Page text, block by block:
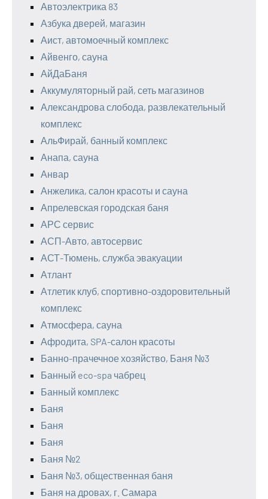
Автоэлектрика 83
Азбука дверей, магазин
Аист, автомоечный комплекс
Айвенго, сауна
АйДаБаня
Аккумуляторный рай, сеть магазинов
Александрова слобода, развлекательный
комплекс
АльФирай, банный комплекс
Анапа, сауна
Анвар
Анжелика, салон красоты и сауна
Апрелевская городская баня
АРС сервис
АСП-Авто, автосервис
АСТ-Тюмень, служба эвакуации
Атлант
Атлетик клуб, спортивно-оздоровительный
комплекс
Атмосфера, сауна
Афродита, SPA-салон красоты
Банно-прачечное хозяйство, Баня №3
Банный eco-spa чабрец
Банный комплекс
Баня
Баня
Баня
Баня №2
Баня №3, общественная баня
Баня на дровах, г. Самара